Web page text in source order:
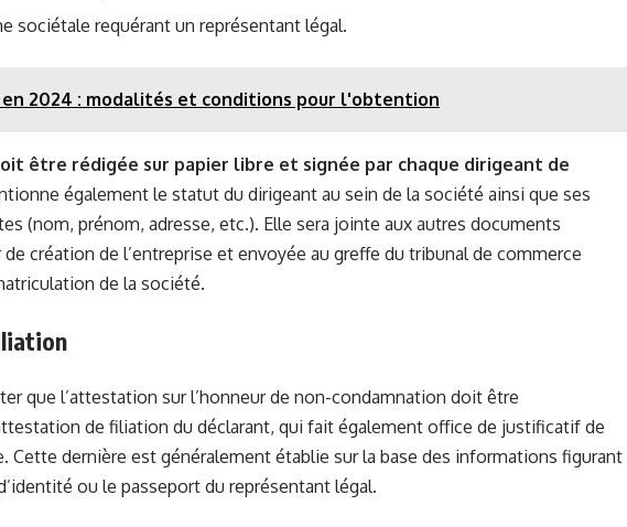
sociétale requérant un représentant légal.
en 2024 : modalités et conditions pour l'obtention
être rédigée sur papier libre et signée par chaque dirigeant de
également le statut du dirigeant au sein de la société ainsi que ses
(nom, prénom, adresse, etc.). Elle sera jointe aux autres documents
création de l’entreprise et envoyée au greffe du tribunal de commerce
de la société.
que l’attestation sur l’honneur de non-condamnation doit être
de filiation du déclarant, qui fait également office de justificatif de
Cette dernière est généralement établie sur la base des informations figurant
ou le passeport du représentant légal.